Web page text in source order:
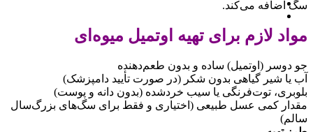
سگ اضافه می‌کند.
مواد لازم برای تهیه اوتمیل میوه‌ای
جو دوسر (اوتمیل) ساده و بدون طعم‌دهنده
آب یا شیر گیاهی بدون شکر (در صورت تأیید دامپزشک)
بلوبری، توت‌فرنگی یا سیب خردشده (بدون دانه و پوست)
مقدار کمی عسل طبیعی (اختیاری و فقط برای سگ‌های بزرگ‌سال
سالم)